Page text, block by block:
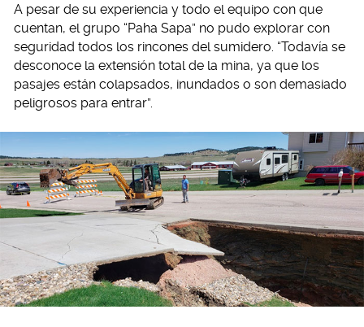
A pesar de su experiencia y todo el equipo con que
cuentan, el grupo “Paha Sapa” no pudo explorar con
seguridad todos los rincones del sumidero. “Todavía se
desconoce la extensión total de la mina, ya que los
pasajes están colapsados, inundados o son demasiado
peligrosos para entrar”.